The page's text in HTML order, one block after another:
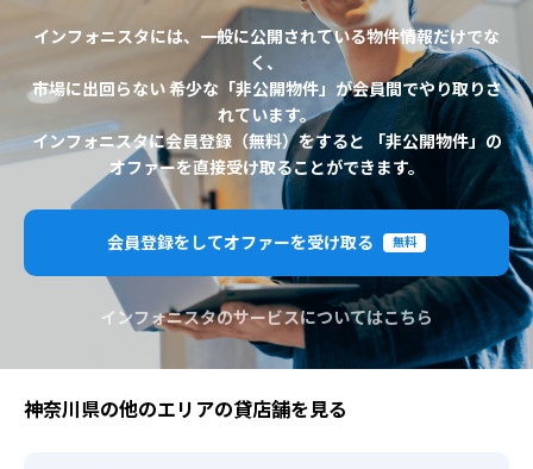
インフォニスタには、一般に公開されている物件情報だけでな
く、
市場に出回らない 希少な「非公開物件」が会員間でやり取りさ
れています。
インフォニスタに会員登録（無料）をすると 「非公開物件」の
オファーを直接受け取ることができます。
会員登録をしてオファーを受け取る 無料
インフォニスタのサービスについてはこちら
神奈川県の他のエリアの貸店舗を見る